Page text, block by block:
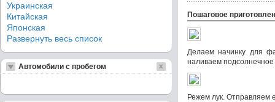
Пошаговое
Делаем начинку для
наливаем
Режем лук. Отправляем
Украинская
Китайская
Японская
Развернуть весь список
Автомобили с пробегом